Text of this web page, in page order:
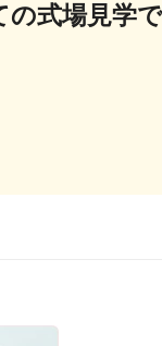
の式場見学